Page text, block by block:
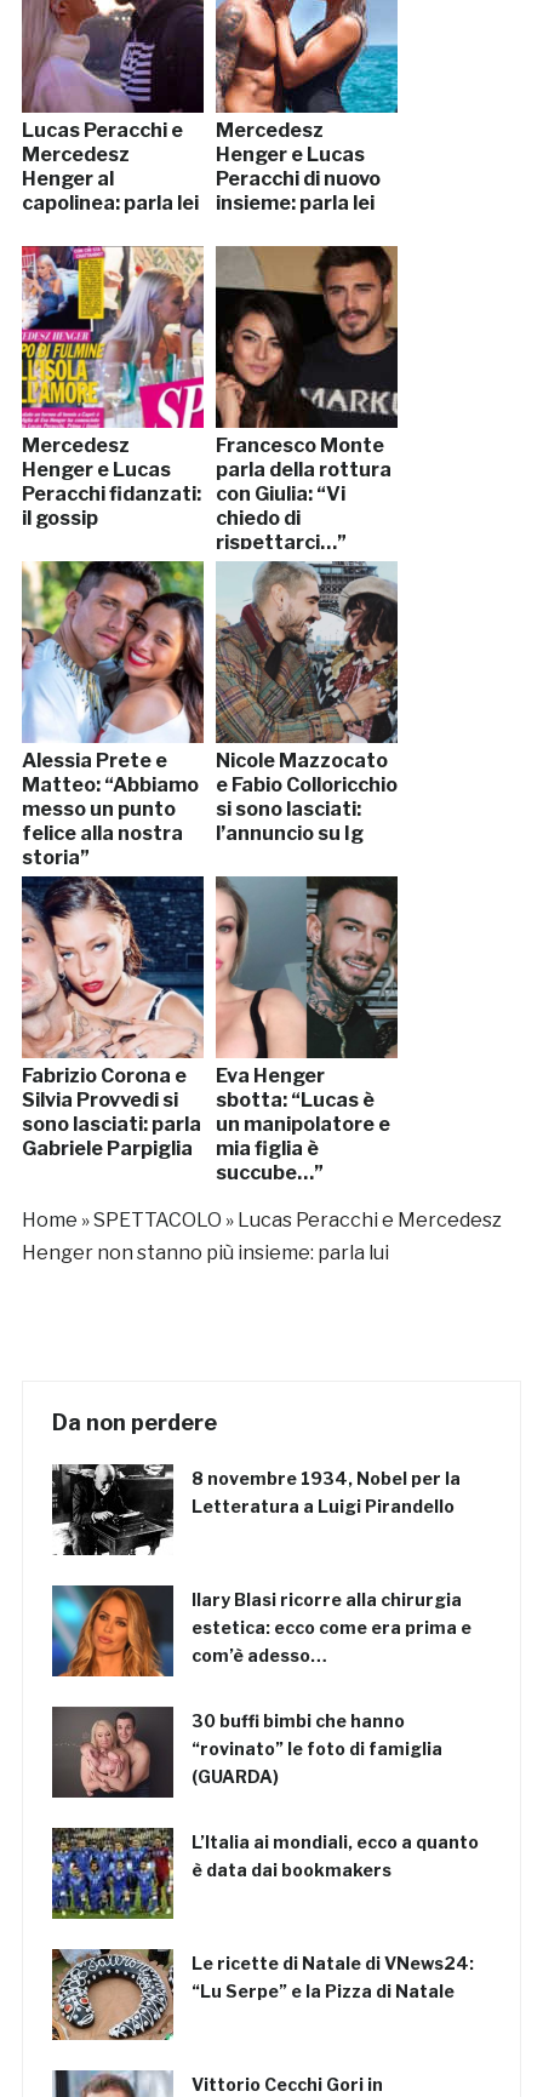
Lucas Peracchi e
Mercedesz
Henger al
capolinea: parla lei
Mercedesz
Henger e Lucas
Peracchi di nuovo
insieme: parla lei
Mercedesz
Henger e Lucas
Peracchi fidanzati:
il gossip
Francesco Monte
parla della rottura
con Giulia: “Vi
chiedo di
rispettarci…”
Alessia Prete e
Matteo: “Abbiamo
messo un punto
felice alla nostra
storia”
Nicole Mazzocato
e Fabio Colloricchio
si sono lasciati:
l’annuncio su Ig
Fabrizio Corona e
Silvia Provvedi si
sono lasciati: parla
Gabriele Parpiglia
Eva Henger
sbotta: “Lucas è
un manipolatore e
mia figlia è
succube…”
Home »SPETTACOLO » Lucas Peracchi e Mercedesz
Henger non stanno più insieme: parla lui
Da non perdere
8 novembre 1934, Nobel per la
Letteratura a Luigi Pirandello
Ilary Blasi ricorre alla chirurgia
estetica: ecco come era prima e
com’è adesso…
30 buffi bimbi che hanno
“rovinato” le foto di famiglia
(GUARDA)
L’Italia ai mondiali, ecco a quanto
è data dai bookmakers
Le ricette di Natale di VNews24:
“Lu Serpe” e la Pizza di Natale
Vittorio Cecchi Gori in